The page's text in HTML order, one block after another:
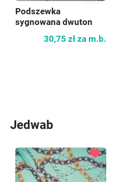
Podszewka
sygnowana dwuton
30,75 zł za m.b.
Jedwab
favorite